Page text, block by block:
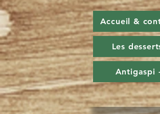
Accueil &
Les
Antigaspi